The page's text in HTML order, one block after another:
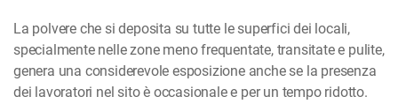
La polvere che si deposita su tutte le superfici dei locali,
specialmente nelle zone meno frequentate, transitate e pulite,
genera una considerevole esposizione anche se la presenza
dei lavoratori nel sito è occasionale e per un tempo ridotto.